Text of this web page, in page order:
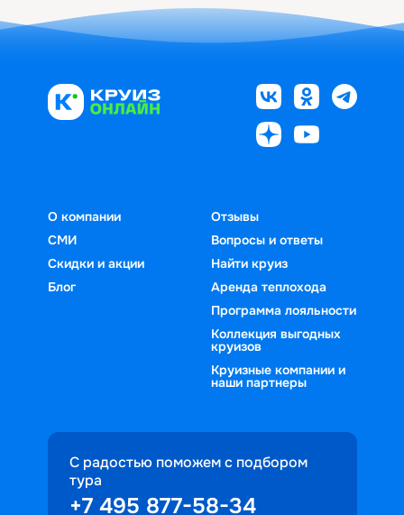
О компании
СМИ
Скидки и акции
Блог
Отзывы
Вопросы и ответы
Найти круиз
Аренда теплохода
Программа лояльности
Коллекция выгодных
круизов
Круизные компании и
наши партнеры
С радостью поможем с подбором
тура
+7 495 877-58-34